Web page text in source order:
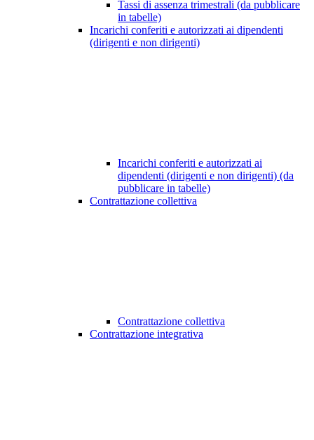
Tassi di assenza trimestrali (da pubblicare
in tabelle)
Incarichi conferiti e autorizzati ai dipendenti
(dirigenti e non dirigenti)
Incarichi conferiti e autorizzati ai
dipendenti (dirigenti e non dirigenti) (da
pubblicare in tabelle)
Contrattazione collettiva
Contrattazione collettiva
Contrattazione integrativa